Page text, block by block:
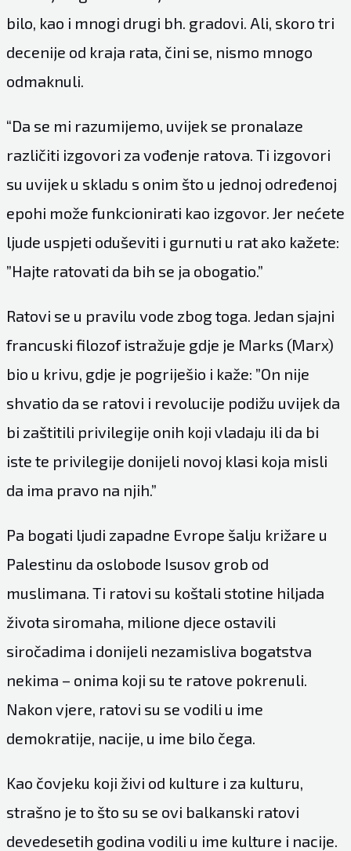
bilo, kao i mnogi drugi bh. gradovi. Ali, skoro tri
decenije od kraja rata, čini se, nismo mnogo
odmaknuli.
“Da se mi razumijemo, uvijek se pronalaze
različiti izgovori za vođenje ratova. Ti izgovori
su uvijek u skladu s onim što u jednoj određenoj
epohi može funkcionirati kao izgovor. Jer nećete
ljude uspjeti oduševiti i gurnuti u rat ako kažete:
”Hajte ratovati da bih se ja obogatio.”
Ratovi se u pravilu vode zbog toga. Jedan sjajni
francuski filozof istražuje gdje je Marks (Marx)
bio u krivu, gdje je pogriješio i kaže: ”On nije
shvatio da se ratovi i revolucije podižu uvijek da
bi zaštitili privilegije onih koji vladaju ili da bi
iste te privilegije donijeli novoj klasi koja misli
da ima pravo na njih.”
Pa bogati ljudi zapadne Evrope šalju križare u
Palestinu da oslobode Isusov grob od
muslimana. Ti ratovi su koštali stotine hiljada
života siromaha, milione djece ostavili
siročadima i donijeli nezamisliva bogatstva
nekima – onima koji su te ratove pokrenuli.
Nakon vjere, ratovi su se vodili u ime
demokratije, nacije, u ime bilo čega.
Kao čovjeku koji živi od kulture i za kulturu,
strašno je to što su se ovi balkanski ratovi
devedesetih godina vodili u ime kulture i nacije.